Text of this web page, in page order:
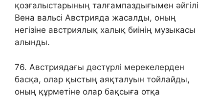
қозғалыстарының талғампаздығымен әйгілі
Вена вальсі Австрияда жасалды, оның
негізіне австриялық халық биінің музыкасы
алынды.
76. Австриядағы дәстүрлі мерекелерден
басқа, олар қыстың аяқталуын тойлайды,
оның құрметіне олар бақсыға отқа